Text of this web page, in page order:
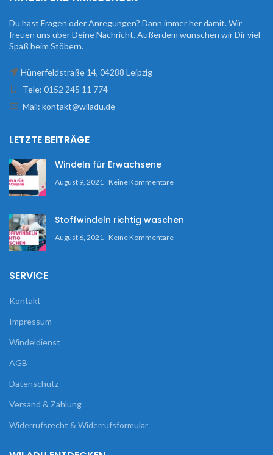
Du hast Fragen oder Anregungen? Dann immer her damit. Wir
freuen uns über Deine Nachricht. Außerdem wünschen wir Dir viel
Spaß beim Stöbern.
Hünerfeldstraße 14, 04288 Leipzig
Tele: 0152 245 11 774
Mail: kontakt@wiladu.de
LETZTE BEITRÄGE
Windeln für Erwachsene
August 9, 2021 Keine Kommentare
Stoffwindeln richtig waschen
August 6, 2021 Keine Kommentare
SERVICE
Kontakt
Impressum
Windeldienst
AGB
Datenschutz
Versand & Zahlung
Widerrufsrecht & Widerrufsformular